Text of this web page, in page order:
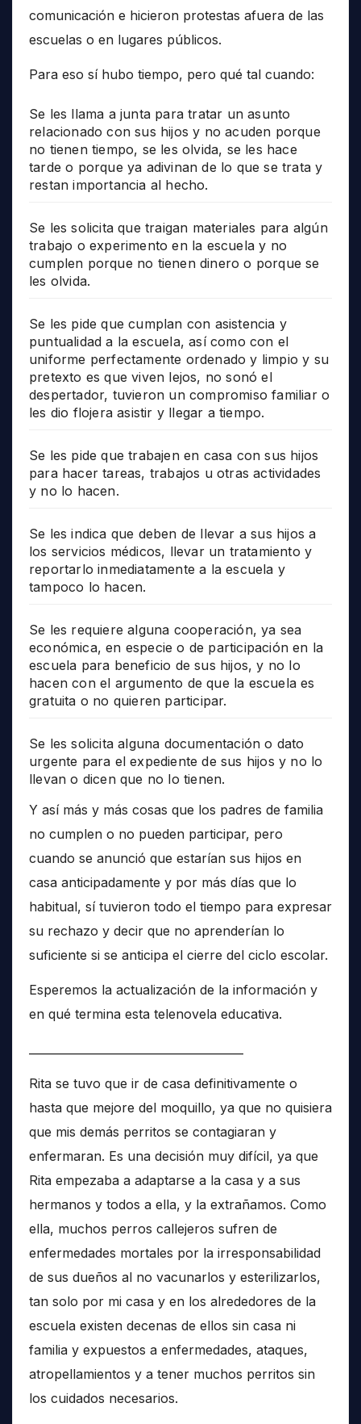
comunicación e hicieron protestas afuera de las
escuelas o en lugares públicos.
Para eso sí hubo tiempo, pero qué tal cuando:
Se les llama a junta para tratar un asunto
relacionado con sus hijos y no acuden porque
no tienen tiempo, se les olvida, se les hace
tarde o porque ya adivinan de lo que se trata y
restan importancia al hecho.
Se les solicita que traigan materiales para algún
trabajo o experimento en la escuela y no
cumplen porque no tienen dinero o porque se
les olvida.
Se les pide que cumplan con asistencia y
puntualidad a la escuela, así como con el
uniforme perfectamente ordenado y limpio y su
pretexto es que viven lejos, no sonó el
despertador, tuvieron un compromiso familiar o
les dio flojera asistir y llegar a tiempo.
Se les pide que trabajen en casa con sus hijos
para hacer tareas, trabajos u otras actividades
y no lo hacen.
Se les indica que deben de llevar a sus hijos a
los servicios médicos, llevar un tratamiento y
reportarlo inmediatamente a la escuela y
tampoco lo hacen.
Se les requiere alguna cooperación, ya sea
económica, en especie o de participación en la
escuela para beneficio de sus hijos, y no lo
hacen con el argumento de que la escuela es
gratuita o no quieren participar.
Se les solicita alguna documentación o dato
urgente para el expediente de sus hijos y no lo
llevan o dicen que no lo tienen.
Y así más y más cosas que los padres de familia
no cumplen o no pueden participar, pero
cuando se anunció que estarían sus hijos en
casa anticipadamente y por más días que lo
habitual, sí tuvieron todo el tiempo para expresar
su rechazo y decir que no aprenderían lo
suficiente si se anticipa el cierre del ciclo escolar.
Esperemos la actualización de la información y
en qué termina esta telenovela educativa.
Rita se tuvo que ir de casa definitivamente o
hasta que mejore del moquillo, ya que no quisiera
que mis demás perritos se contagiaran y
enfermaran. Es una decisión muy difícil, ya que
Rita empezaba a adaptarse a la casa y a sus
hermanos y todos a ella, y la extrañamos. Como
ella, muchos perros callejeros sufren de
enfermedades mortales por la irresponsabilidad
de sus dueños al no vacunarlos y esterilizarlos,
tan solo por mi casa y en los alrededores de la
escuela existen decenas de ellos sin casa ni
familia y expuestos a enfermedades, ataques,
atropellamientos y a tener muchos perritos sin
los cuidados necesarios.